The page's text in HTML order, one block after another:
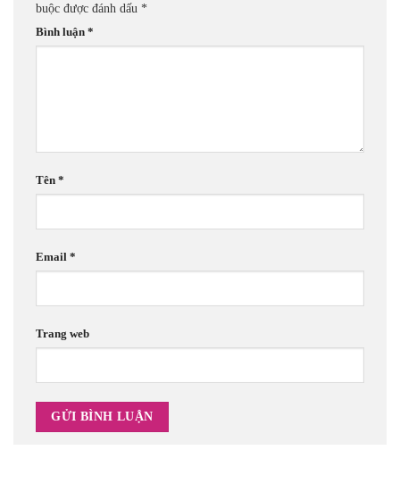
buộc được đánh dấu *
Bình luận *
Tên *
Email *
Trang web